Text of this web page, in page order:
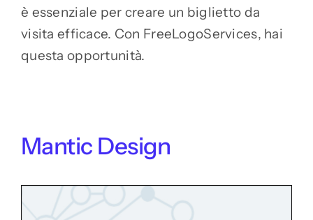
è essenziale per creare un biglietto da
visita efficace. Con FreeLogoServices, hai
questa opportunità.
Mantic Design